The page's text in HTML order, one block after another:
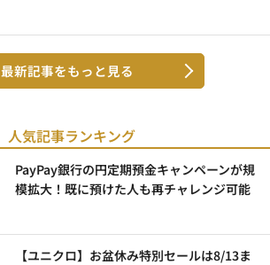
最新記事をもっと見る
人気記事ランキング
PayPay銀行の円定期預金キャンペーンが規
模拡大！既に預けた人も再チャレンジ可能
【ユニクロ】お盆休み特別セールは8/13ま